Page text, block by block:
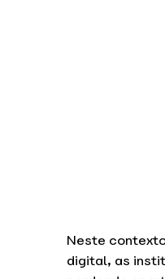
Neste
digital, as